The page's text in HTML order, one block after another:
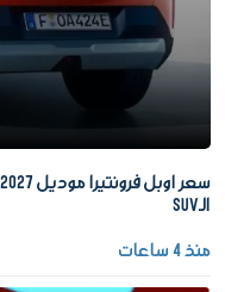
الـSUV
منذ 4 ساعات